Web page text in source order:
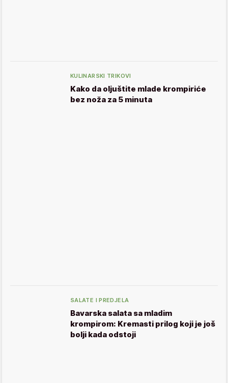
KULINARSKI TRIKOVI
Kako da oljuštite mlade krompiriće
bez noža za 5 minuta
SALATE I PREDJELA
Bavarska salata sa mladim
krompirom: Kremasti prilog koji je još
bolji kada odstoji